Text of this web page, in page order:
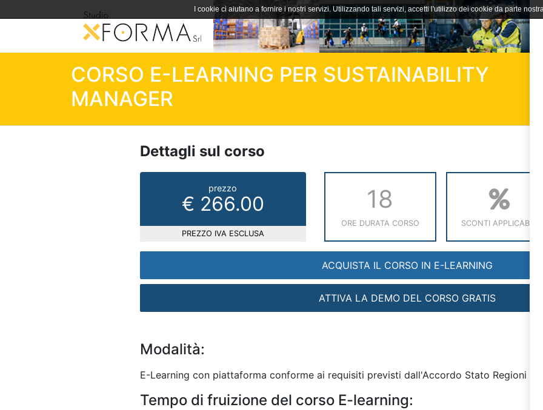
CORSO E-LEARNING PER SUSTAINABILITY
MANAGER
Dettagli sul corso
prezzo
€ 266.00
PREZZO IVA ESCLUSA
18
ORE DURATA CORSO SCONTI APPLICABILI
ACQUISTA IL CORSO IN E-LEARNING
ATTIVA LA DEMO DEL CORSO GRATIS
Modalità:
E-Learning con piattaforma conforme ai requisiti previsti dall'Accordo Stato Regioni del
Tempo di fruizione del corso E-learning:
I cookie ci aiutano a fornire i nostri servizi. Utilizzando tali servizi, accetti l'utilizzo dei cookie da parte